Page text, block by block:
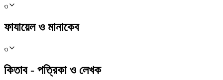
৩
ফাযায়েল ও মানাকেব
৩
কিতাব - পত্রিকা ও লেখক